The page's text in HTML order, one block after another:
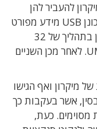
להעביר להן
סודות מסחריים. שני העובדים העתיקו לכונן USB מידע מפורט
על שבבי DRAM חדשים שפיתחה מיקרון בתהליך של 32
ננומטר, והעבירו את המידע הסודי ל-UMC. לאחר מכן השניים
מיקרון ואף הגישו
אשר בעקבות כך
מסוימים. כעת,